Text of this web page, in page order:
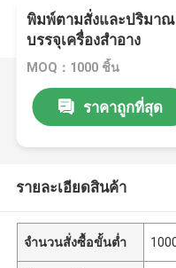
พิมพ์ตามสั่งและปริมา
บรรจุเครื่องสําอาง
MOQ：1000 ชิ้น
ราคาถูกที่สุด
รายละเอียดสินค้า
จำนวนสั่งซื้อขั้นต่ำ